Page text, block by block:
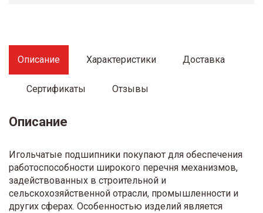
Описание Характеристики Доставка
Сертификаты Отзывы
Описание
Игольчатые подшипники покупают для обеспечения
работоспособности широкого перечня механизмов,
задействованных в строительной и
сельскохозяйственной отрасли, промышленности и
других сферах. Особенностью изделий является